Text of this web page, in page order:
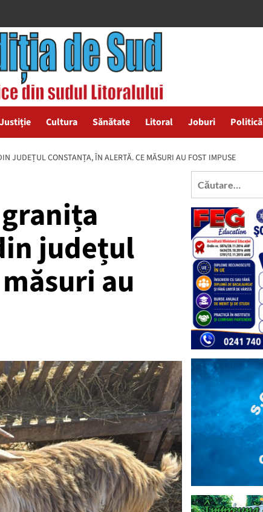
Justiție Cultura Sănătate Litoral Joburi Politică
JUDEȚUL CONSTANȚA, ÎN ALERTĂ. CE MĂSURI AU FOST IMPUSE
județul
au
Caută